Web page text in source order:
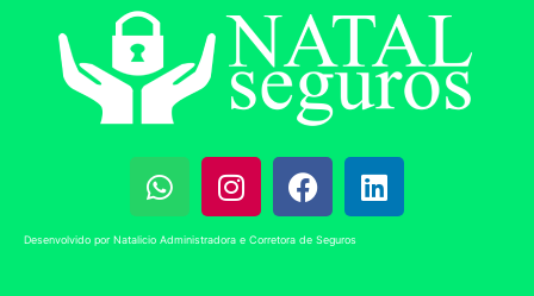
Desenvolvido por Natalicio Administradora e Corretora de Seguros